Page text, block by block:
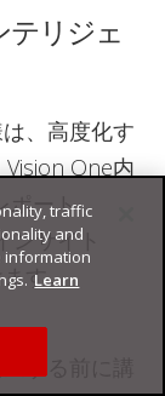
テリジェ
、高度化す
One内
ポート
サイト
す。
する前に講
traffic
and
information
Learn